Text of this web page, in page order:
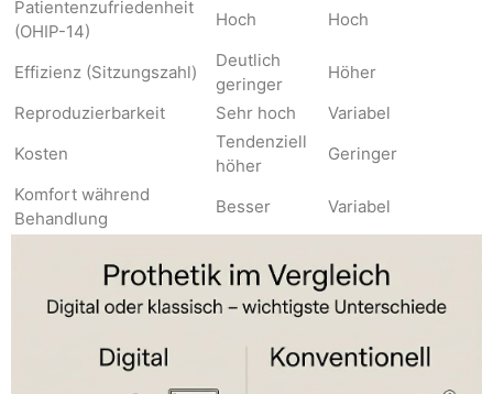
Patientenzufriedenheit
(OHIP-14)
Hoch Hoch
Effizienz (Sitzungszahl)
Deutlich
geringer
Höher
Reproduzierbarkeit
Sehr hoch
Variabel
Kosten
Tendenziell
höher
Geringer
Komfort während
Behandlung
Besser Variabel